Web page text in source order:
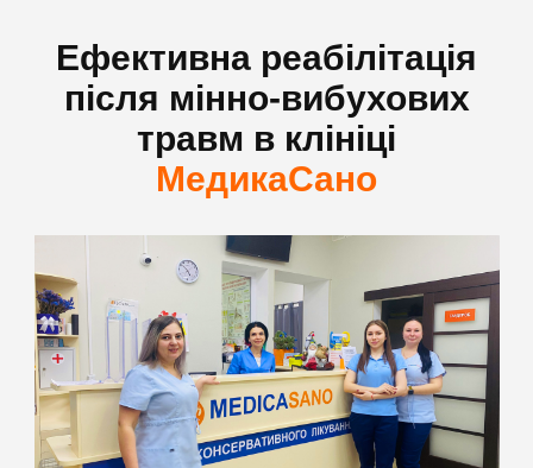
Ефективна реабілітація
після мінно-вибухових
травм в клініці
МедикаСано